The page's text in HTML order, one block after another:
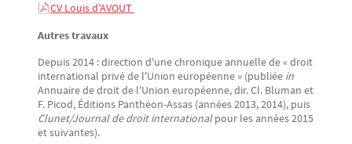
CV Louis d'AVOUT
Autres travaux
Depuis 2014 : direction d'une chronique annuelle de « droit
international privé de l'Union européenne » (publiée in
Annuaire de droit de l'Union européenne, dir. Cl. Bluman et
F. Picod, Éditions Panthéon-Assas (années 2013, 2014), puis
Clunet/Journal de droit internationalpour les années 2015
et suivantes).